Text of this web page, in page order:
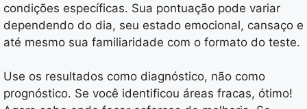
condições específicas. Sua pontuação pode variar
dependendo do dia, seu estado emocional, cansaço e
até mesmo sua familiaridade com o formato do teste.
Use os resultados como diagnóstico, não como
prognóstico. Se você identificou áreas fracas, ótimo!